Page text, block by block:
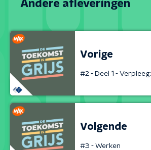
Andere afleveringen
Vorige
#2 - Deel 1 -
Volgende
#3 - Werken